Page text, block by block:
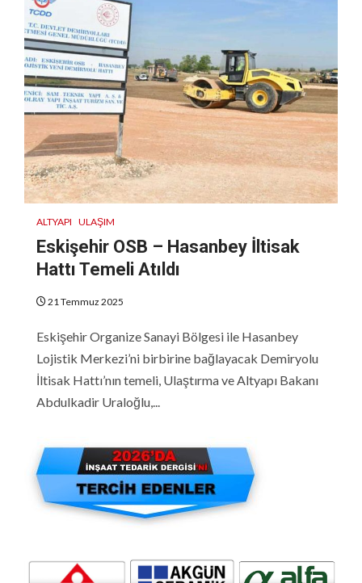
ALTYAPI ULAŞIM
Eskişehir OSB – Hasanbey İltisak
Hattı Temeli Atıldı
21 Temmuz 2025
Eskişehir Organize Sanayi Bölgesi ile Hasanbey
Lojistik Merkezi’ni birbirine bağlayacak Demiryolu
İltisak Hattı’nın temeli, Ulaştırma ve Altyapı Bakanı
Abdulkadir Uraloğlu,...